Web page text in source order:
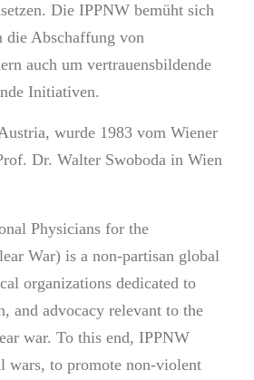
Die IPPNW bemüht sich
die Abschaffung von
auch um vertrauensbildende
Initiativen.
wurde 1983 vom Wiener
Dr. Walter Swoboda in Wien
Physicians for the
War) is a non-partisan global
organizations dedicated to
and advocacy relevant to the
war. To this end, IPPNW
wars, to promote non-violent